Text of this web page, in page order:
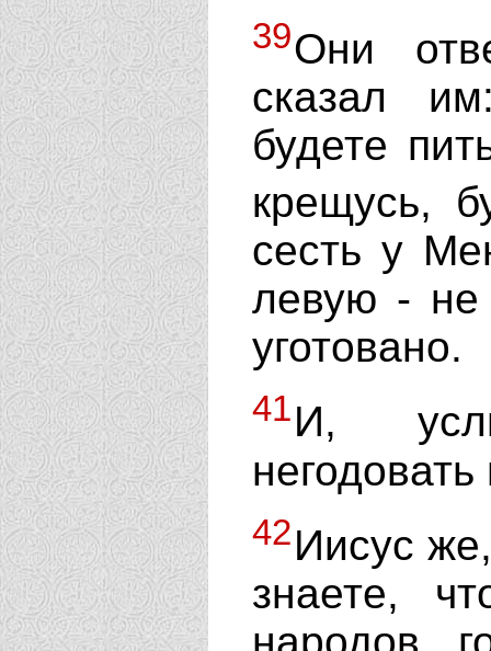
39Они
сказал
будете
крещусь,
сесть у
левую -
уготовано.
41И,
42Иисус
знаете,
народов